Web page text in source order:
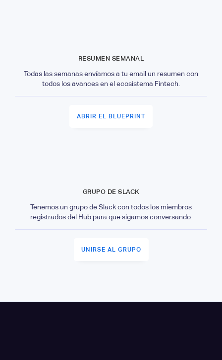
RESUMEN SEMANAL
Todas las semanas envíamos a tu email un resumen con
todos los avances en el ecosistema Fintech.
ABRIR EL BLUEPRINT
GRUPO DE SLACK
Tenemos un grupo de Slack con todos los miembros
registrados del Hub para que sigamos conversando.
UNIRSE AL GRUPO